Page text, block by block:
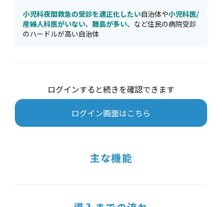
小児科夜間救急の受診を適正化したい自治体や小児科医/
産婦人科医がいない、 離島が多い、など住民の病院受診
のハードルが高い自治体
ログインすると続きを確認できます
ログイン画面はこちら
主な機能